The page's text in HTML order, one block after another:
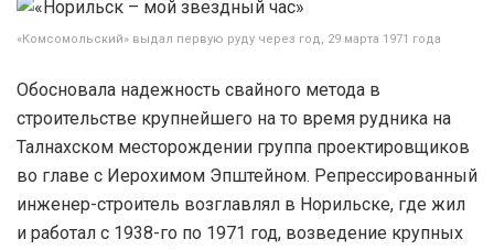
«Комсомольский» выдал первую руду через год, 29 марта 1971 года
Обосновала надежность свайного метода в
строительстве крупнейшего на то время рудника на
Талнахском месторождении группа проектировщиков
во главе с Иерохимом Эпштейном. Репрессированный
инженер-строитель возглавлял в Норильске, где жил
и работал с 1938-го по 1971 год, возведение крупных